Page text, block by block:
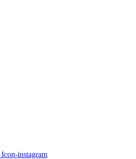
Icon-instagram